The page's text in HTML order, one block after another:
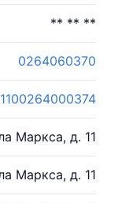
** ** **
0264060370
1100264000374
Маркса, д. 11
Маркса, д. 11